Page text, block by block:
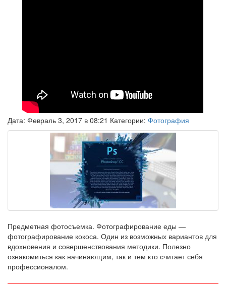
Дата: Февраль 3, 2017 в 08:21 Категории: Фотография
Предметная фотосъемка. Фотографирование еды —
фотографирование кокоса. Один из возможных вариантов для
вдохновения и совершенствования методики. Полезно
ознакомиться как начинающим, так и тем кто считает себя
профессионалом.